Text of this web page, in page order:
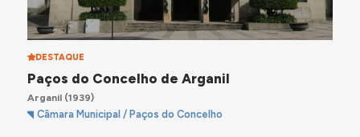
DESTAQUE
Paços do Concelho de Arganil
Arganil(1939)
Câmara Municipal / Paços do Concelho